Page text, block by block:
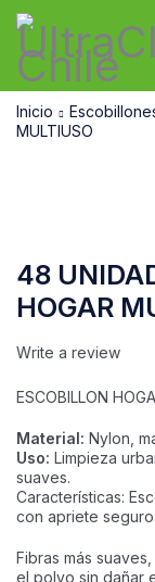
Inicio
MULTIUSO
48
HOGAR
Write a review
ESCOBILLON
Material: Nylon,
Uso: Limpieza
suaves.
Características:
con apriete seguro.
Fibras más
el polvo sin dañar